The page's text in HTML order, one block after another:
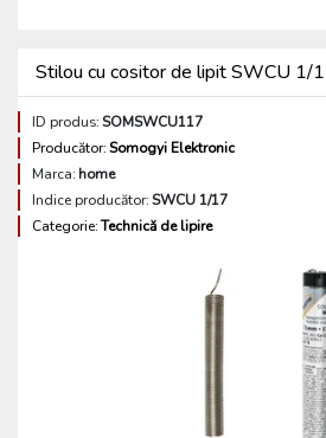
Stilou cu cositor de lipit SWCU 1/
ID produs:SOMSWCU117
Producător:Somogyi Elektronic
Marca:home
Indice producător:SWCU 1/17
Categorie:Technică de lipire